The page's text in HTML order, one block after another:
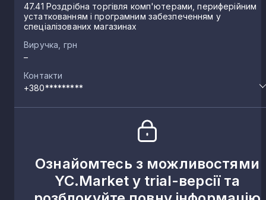
47.41 Роздрібна торгівля комп'ютерами, периферійним
устаткованням і програмним забезпеченням у
спеціалізованих магазинах
Виручка, грн
–
Контакти
+380*********
Ознайомтесь з можливостями
YC.Market у trial-версії та